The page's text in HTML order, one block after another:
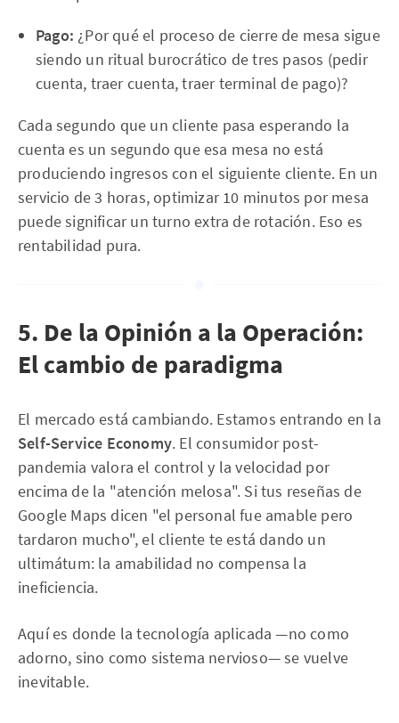
Pago: ¿Por qué el proceso de cierre de mesa sigue
siendo un ritual burocrático de tres pasos (pedir
cuenta, traer cuenta, traer terminal de pago)?
Cada segundo que un cliente pasa esperando la
cuenta es un segundo que esa mesa no está
produciendo ingresos con el siguiente cliente. En un
servicio de 3 horas, optimizar 10 minutos por mesa
puede significar un turno extra de rotación. Eso es
rentabilidad pura.
5. De la Opinión a la Operación:
El cambio de paradigma
El mercado está cambiando. Estamos entrando en la
Self-Service Economy. El consumidor post-
pandemia valora el control y la velocidad por
encima de la "atención melosa". Si tus reseñas de
Google Maps dicen "el personal fue amable pero
tardaron mucho", el cliente te está dando un
ultimátum: la amabilidad no compensa la
ineficiencia.
Aquí es donde la tecnología aplicada —no como
adorno, sino como sistema nervioso— se vuelve
inevitable.